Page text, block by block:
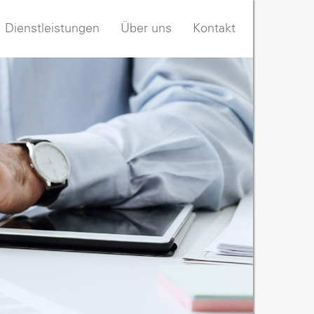
Dienstleistungen Über uns Kontakt